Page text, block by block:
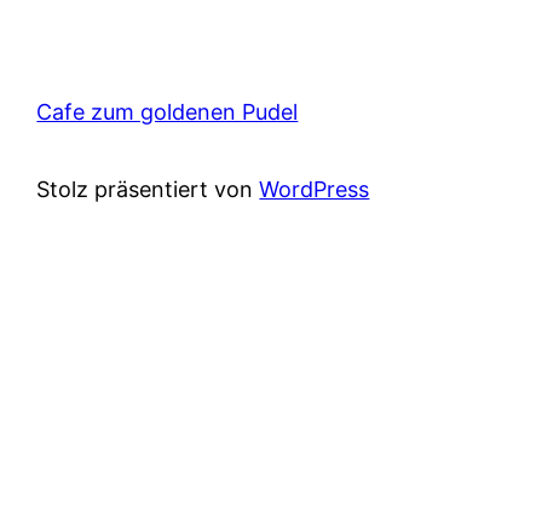
Cafe zum goldenen Pudel
Stolz präsentiert vonWordPress